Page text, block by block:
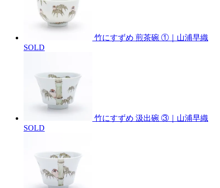
竹にすずめ 煎茶碗 ①｜山浦早織
SOLD
竹にすずめ 汲出碗 ③｜山浦早織
SOLD